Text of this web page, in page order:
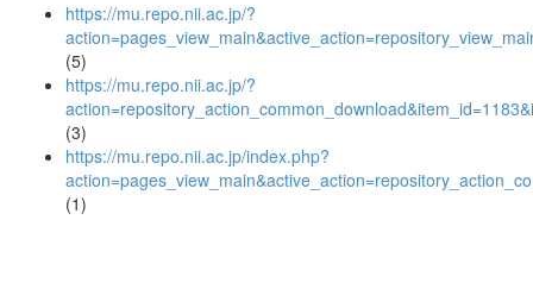
https://mu.repo.nii.ac.jp/?
(5)
https://mu.repo.nii.ac.jp/?
(3)
https://mu.repo.nii.ac.jp/index.php?
(1)